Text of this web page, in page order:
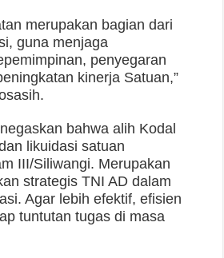
merupakan bagian dari
guna menjaga
penyegaran
kinerja Satuan,”
bahwa alih Kodal
likuidasi satuan
III/Siliwangi. Merupakan
strategis TNI AD dalam
Agar lebih efektif, efisien
tuntutan tugas di masa